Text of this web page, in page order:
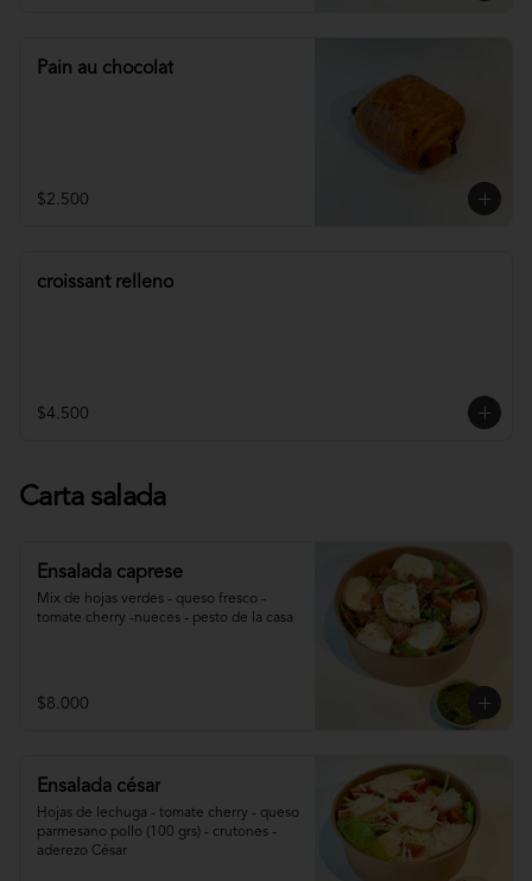
Pain au chocolat
$2.500
croissant relleno
$4.500
Carta salada
Ensalada caprese
Mix de hojas verdes - queso fresco -
tomate cherry -nueces - pesto de la casa
$8.000
Ensalada césar
Hojas de lechuga - tomate cherry - queso
parmesano pollo (100 grs) - crutones -
aderezo César